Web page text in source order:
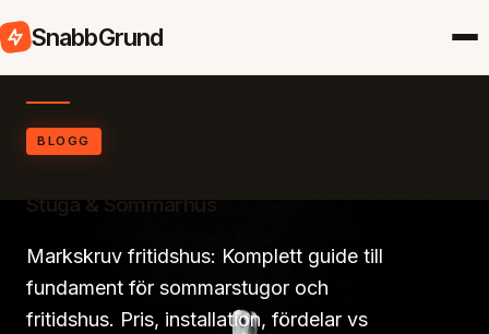
SnabbGrund
BLOGG
Stuga & Sommarhus
Markskruv fritidshus: Komplett guide till
fundament för sommarstugor och
fritidshus. Pris, installation, fördelar vs